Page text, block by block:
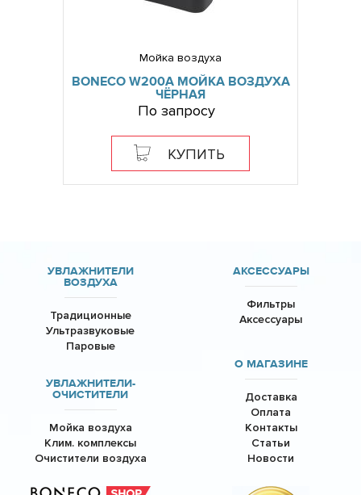
Мойка воздуха
BONECO W200A МОЙКА ВОЗДУХА
ЧЁРНАЯ
По запросу
КУПИТЬ
УВЛАЖНИТЕЛИ
ВОЗДУХА
Традиционные
Ультразвуковые
Паровые
УВЛАЖНИТЕЛИ-
ОЧИСТИТЕЛИ
Мойка воздуха
Клим. комплексы
Очистители воздуха
АКСЕССУАРЫ
Фильтры
Аксессуары
О МАГАЗИНЕ
Доставка
Оплата
Контакты
Статьи
Новости